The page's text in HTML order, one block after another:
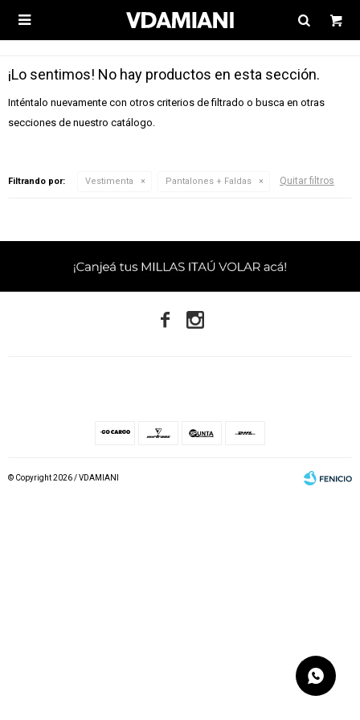

¡Lo sentimos! No hay productos en esta sección.
Inténtalo nuevamente con otros criterios de filtrado o busca en otras
secciones de nuestro catálogo.
Filtrando por: Vestimenta Pantalones + Faldas Quitar filtros
 
© Copyright 2026 / VDAMIANI